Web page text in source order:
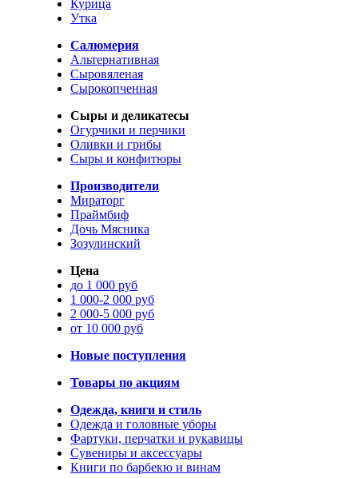
Курица
Утка
Салюмерия
Альтернативная
Сыровяленая
Сырокопченная
Сыры и деликатесы
Огурчики и перчики
Оливки и грибы
Сыры и конфитюры
Производители
Мираторг
Праймбиф
Дочь Мясника
Зозулинский
Цена
до 1 000 руб
1 000-2 000 руб
2 000-5 000 руб
от 10 000 руб
Новые поступления
Товары по акциям
Одежда, книги и стиль
Одежда и головные уборы
Фартуки, перчатки и рукавицы
Сувениры и аксессуары
Книги по барбекю и винам